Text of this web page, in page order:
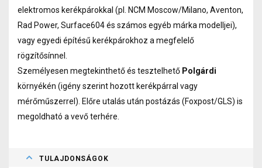
elektromos kerékpárokkal (pl. NCM Moscow/Milano, Aventon,
Rad Power, Surface604 és számos egyéb márka modelljei),
vagy egyedi építésű kerékpárokhoz a megfelelő
rögzítősínnel.
Személyesen megtekinthető és tesztelhető Polgárdi
környékén (igény szerint hozott kerékpárral vagy
mérőműszerrel). Előre utalás után postázás (Foxpost/GLS) is
megoldható a vevő terhére.
TULAJDONSÁGOK